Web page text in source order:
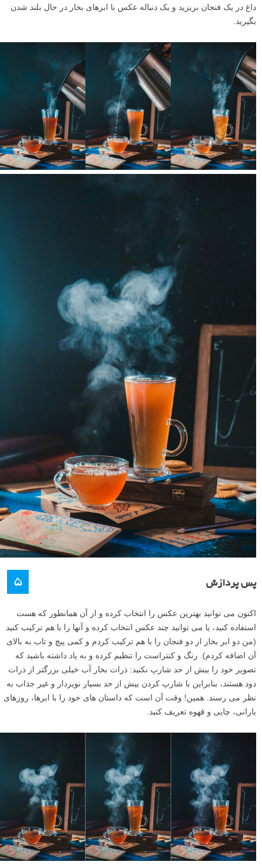
۴ عکاسی
اگر فنجان های شما شفاف هستند و با چند اسپیدلایت کار می کنید، آنها را بر
روی یک قدرت کم تنظیم کنید، بنابراین می توانید کمی حباب و قطره نیز به
کند که حرکت حباب ها و بخار آب را ثابت خواهد کرد). همچنین در آن صورت
سرعت شاتر شما تنها به اسپیدلایت هایی که استفاده می کنید بستگی خواهد
داشت، بنابراین سرعت شاتر همگام سازی را تنظیم کرده و دیافراگم را
طوری تعیین کنید که یک عکس به خوبی نوردهی شده به دست آورید.
حتی ۱/۱۰) تصویر را تار می کند، اما هنوز هم ظاهر زیبایی به شما خواهد داد،
و سرعت شاتر سریع تر (حدود ۱/۴۰۰) پیچ و تاب ها را برجسته تر خواهد کرد.
چیزی را انتخاب کنید که از همه بیشتر دوست دارید.
داغ در یک فنجان بریزید و یک دنباله عکس با ابرهای بخار در حال بلند شدن
بگیرید.